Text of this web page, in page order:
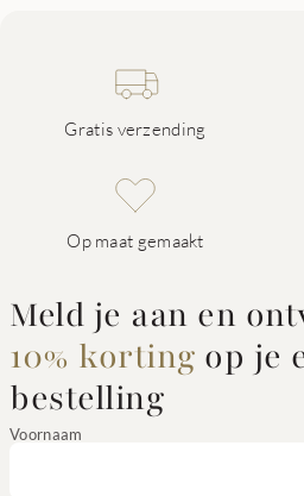
Gratis verzending
Op maat gemaakt
Meld je aan en
10% korting op je
bestelling
Voornaam